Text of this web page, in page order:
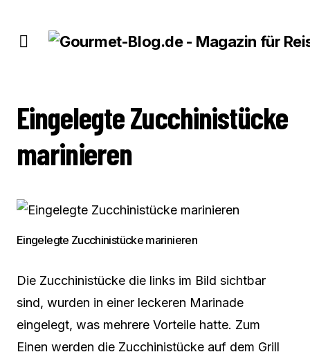
Eingelegte Zucchinistücke
marinieren
Eingelegte Zucchinistücke marinieren
Die Zucchinistücke die links im Bild sichtbar
sind, wurden in einer leckeren Marinade
eingelegt, was mehrere Vorteile hatte. Zum
Einen werden die Zucchinistücke auf dem Grill